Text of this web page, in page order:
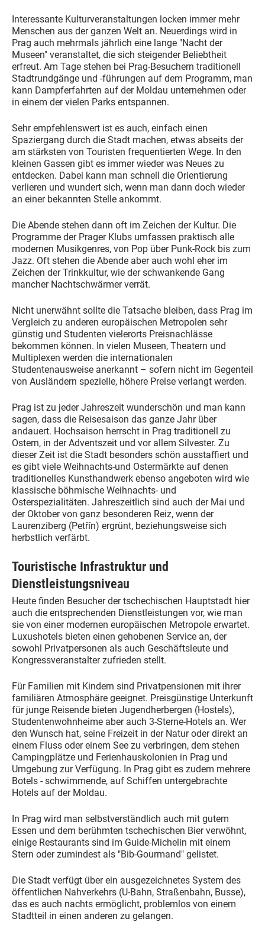
Interessante Kulturveranstaltungen locken immer mehr
Menschen aus der ganzen Welt an. Neuerdings wird in
Prag auch mehrmals jährlich eine lange "Nacht der
Museen" veranstaltet, die sich steigender Beliebtheit
erfreut. Am Tage stehen bei Prag-Besuchern traditionell
Stadtrundgänge und -führungen auf dem Programm, man
kann Dampferfahrten auf der Moldau unternehmen oder
in einem der vielen Parks entspannen.
Sehr empfehlenswert ist es auch, einfach einen
Spaziergang durch die Stadt machen, etwas abseits der
am stärksten von Touristen frequentierten Wege. In den
kleinen Gassen gibt es immer wieder was Neues zu
entdecken. Dabei kann man schnell die Orientierung
verlieren und wundert sich, wenn man dann doch wieder
an einer bekannten Stelle ankommt.
Die Abende stehen dann oft im Zeichen der Kultur. Die
Programme der Prager Klubs umfassen praktisch alle
modernen Musikgenres, von Pop über Punk-Rock bis zum
Jazz. Oft stehen die Abende aber auch wohl eher im
Zeichen der Trinkkultur, wie der schwankende Gang
mancher Nachtschwärmer verrät.
Nicht unerwähnt sollte die Tatsache bleiben, dass Prag im
Vergleich zu anderen europäischen Metropolen sehr
günstig und Studenten vielerorts Preisnachlässe
bekommen können. In vielen Museen, Theatern und
Multiplexen werden die internationalen
Studentenausweise anerkannt – sofern nicht im Gegenteil
von Ausländern spezielle, höhere Preise verlangt werden.
Prag ist zu jeder Jahreszeit wunderschön und man kann
sagen, dass die Reisesaison das ganze Jahr über
andauert. Hochsaison herrscht in Prag traditionell zu
Ostern, in der Adventszeit und vor allem Silvester. Zu
dieser Zeit ist die Stadt besonders schön ausstaffiert und
es gibt viele Weihnachts-und Ostermärkte auf denen
traditionelles Kunsthandwerk ebenso angeboten wird wie
klassische böhmische Weihnachts- und
Osterspezialitäten. Jahreszeitlich sind auch der Mai und
der Oktober von ganz besonderen Reiz, wenn der
Laurenziberg (Petřín) ergrünt, beziehungsweise sich
herbstlich verfärbt.
Touristische Infrastruktur und
Dienstleistungsniveau
Heute finden Besucher der tschechischen Hauptstadt hier
auch die entsprechenden Dienstleistungen vor, wie man
sie von einer modernen europäischen Metropole erwartet.
Luxushotels bieten einen gehobenen Service an, der
sowohl Privatpersonen als auch Geschäftsleute und
Kongressveranstalter zufrieden stellt.
Für Familien mit Kindern sind Privatpensionen mit ihrer
familiären Atmosphäre geeignet. Preisgünstige Unterkunft
für junge Reisende bieten Jugendherbergen (Hostels),
Studentenwohnheime aber auch 3-Sterne-Hotels an. Wer
den Wunsch hat, seine Freizeit in der Natur oder direkt an
einem Fluss oder einem See zu verbringen, dem stehen
Campingplätze und Ferienhauskolonien in Prag und
Umgebung zur Verfügung. In Prag gibt es zudem mehrere
Botels - schwimmende, auf Schiffen untergebrachte
Hotels auf der Moldau.
In Prag wird man selbstverständlich auch mit gutem
Essen und dem berühmten tschechischen Bier verwöhnt,
einige Restaurants sind im Guide-Michelin mit einem
Stern oder zumindest als "Bib-Gourmand" gelistet.
Die Stadt verfügt über ein ausgezeichnetes System des
öffentlichen Nahverkehrs (U-Bahn, Straßenbahn, Busse),
das es auch nachts ermöglicht, problemlos von einem
Stadtteil in einen anderen zu gelangen.